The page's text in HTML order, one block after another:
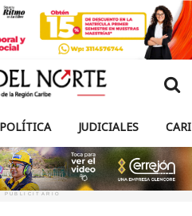
POLÍTICA JUDICIALES
PUBLICITARIO